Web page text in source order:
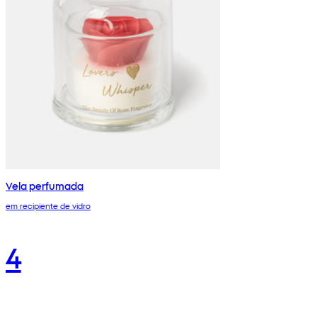
Vela perfumada
em recipiente de vidro
4